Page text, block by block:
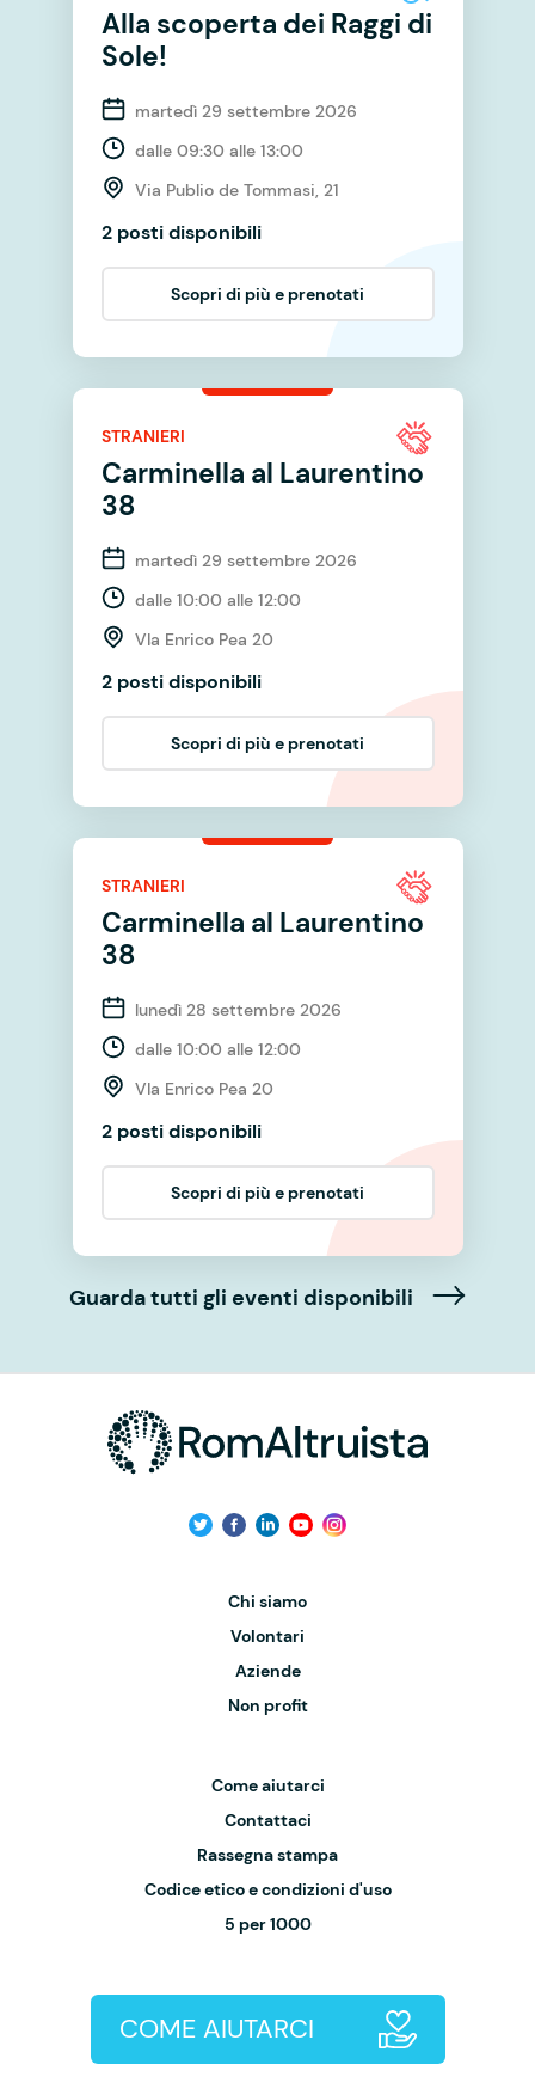
Alla scoperta dei Raggi di
Sole!
martedì 29 settembre 2026
dalle 09:30 alle 13:00
Via Publio de Tommasi, 21
2 posti disponibili
Scopri di più e prenotati
STRANIERI
Carminella al Laurentino
38
martedì 29 settembre 2026
dalle 10:00 alle 12:00
VIa Enrico Pea 20
2 posti disponibili
Scopri di più e prenotati
STRANIERI
Carminella al Laurentino
38
lunedì 28 settembre 2026
dalle 10:00 alle 12:00
VIa Enrico Pea 20
2 posti disponibili
Scopri di più e prenotati
Guarda tutti gli eventi disponibili
Chi siamo
Volontari
Aziende
Non profit
Come aiutarci
Contattaci
Rassegna stampa
Codice etico e condizioni d'uso
5 per 1000
COME AIUTARCI